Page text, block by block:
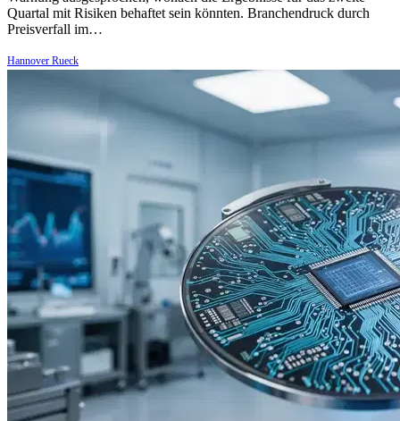
Quartal mit Risiken behaftet sein könnten. Branchendruck durch
Preisverfall im…
Hannover Rueck